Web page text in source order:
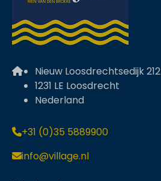
Nieuw Loosdrechtsedijk 212
1231 LE Loosdrecht
Nederland
+31 (0)35 5889900
info@village.nl